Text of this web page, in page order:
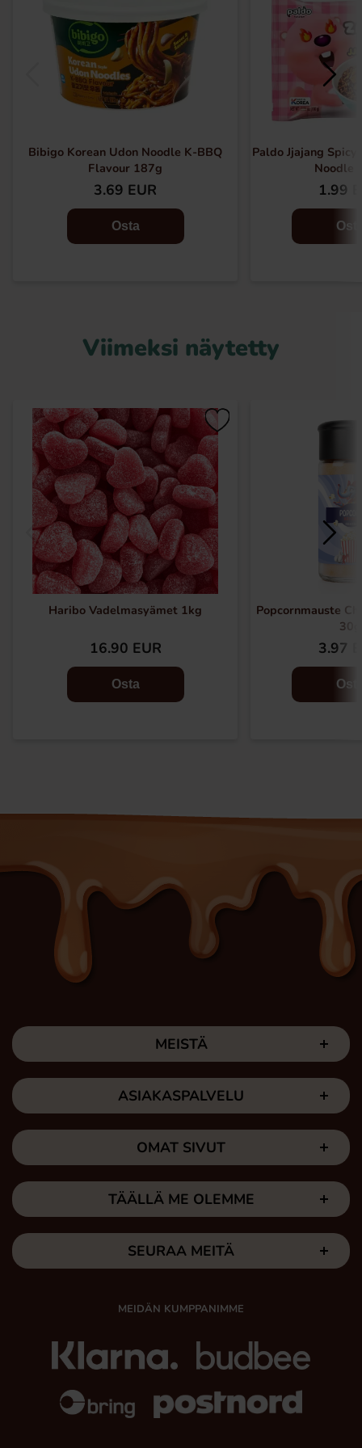
Bibigo Korean Udon Noodle K-BBQ
Flavour 187g
3.69 EUR
Osta
Paldo Jjajang
Noodle
1.99
Viimeksi näytetty
Haribo Vadelmasyämet 1kg
16.90 EUR
Osta
Popcornmauste
30g
3.97
MEISTÄ
ASIAKASPALVELU
OMAT SIVUT
TÄÄLLÄ ME OLEMME
SEURAA MEITÄ
MEIDÄN KUMPPANIMME